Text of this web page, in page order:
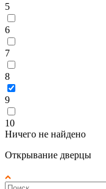
5
6
7
8
9
10
Ничего не найдено
Открывание дверцы